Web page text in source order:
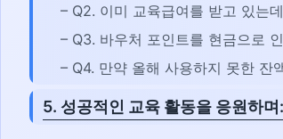
– Q2. 이미 교육급여를 받고 있는
– Q3. 바우처 포인트를 현금으로
– Q4. 만약 올해 사용하지 못한 잔
5. 성공적인 교육 활동을 응원하며